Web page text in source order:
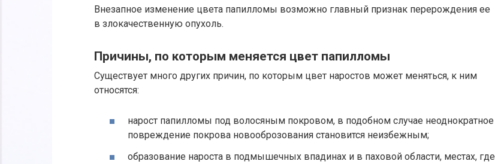
Внезапное изменение цвета папилломы возможно главный признак перерождения ее
в злокачественную опухоль.
Причины, по которым меняется цвет папилломы
Существует много других причин, по которым цвет наростов может меняться, к ним
относятся:
нарост папилломы под волосяным покровом, в подобном случае неоднократное
повреждение покрова новооброзования становится неизбежным;
образование нароста в подмышечных впадинах и в паховой области, местах, где